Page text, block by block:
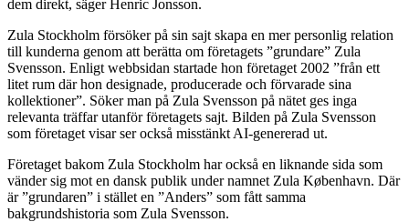
dem direkt, säger Henric Jonsson.
Zula Stockholm försöker på sin sajt skapa en mer personlig relation
till kunderna genom att berätta om företagets ”grundare” Zula
Svensson. Enligt webbsidan startade hon företaget 2002 ”från ett
litet rum där hon designade, producerade och förvarade sina
kollektioner”. Söker man på Zula Svensson på nätet ges inga
relevanta träffar utanför företagets sajt. Bilden på Zula Svensson
som företaget visar ser också misstänkt AI-genererad ut.
Företaget bakom Zula Stockholm har också en liknande sida som
vänder sig mot en dansk publik under namnet Zula København. Där
är ”grundaren” i stället en ”Anders” som fått samma
bakgrundshistoria som Zula Svensson.